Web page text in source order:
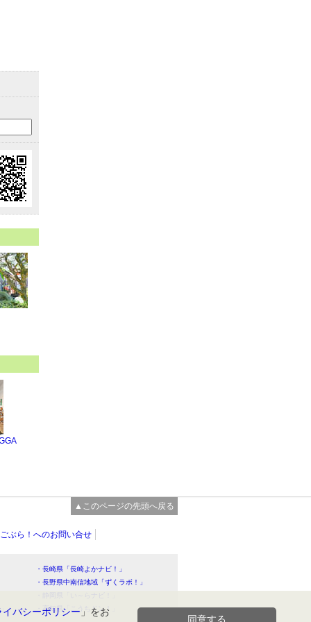
▲このページの先頭へ戻る
ぶら！へのお問い合せ
・長崎県「長崎よかナビ！」
・長野県中南信地域「ずくラボ！」
・高知県「こうちドン！」
イバシーポリシー 」をお
同意する